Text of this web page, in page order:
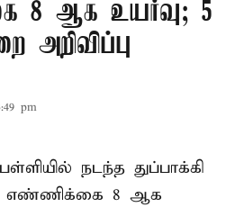
8 ஆக உயர்வு; 5
அறிவிப்பு
pm
நடந்த துப்பாக்கி
எண்ணிக்கை 8 ஆக